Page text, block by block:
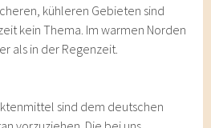
kühleren Gebieten sind
kein Thema. Im warmen Norden
als in der Regenzeit.
sind dem deutschen